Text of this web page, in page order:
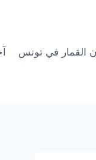
القمار في تونس